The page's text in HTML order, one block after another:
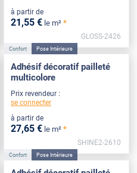
à partir de
21,55 € le m² *
GLOSS-2426
Confort Pose Intérieure
Adhésif décoratif pailleté
multicolore
Prix revendeur :
se connecter
à partir de
27,65 € le m² *
SHINE2-2610
Confort Pose Intérieure